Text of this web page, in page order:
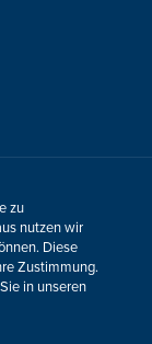
zu
nutzen wir
Diese
Zustimmung.
in unseren